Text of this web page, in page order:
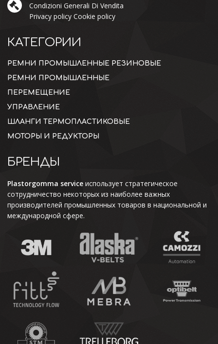
Condizioni Generali Di Vendita
Privacy policy Cookie policy
КАТЕГОРИИ
РЕМНИ ПРОМЫШЛЕННЫЕ РЕЗИНОВЫЕ
РЕМНИ ПРОМЫШЛЕННЫЕ
ПЕРЕМЕЩЕНИЕ
УПРАВЛЕНИЕ
ШЛАНГИ ТЕРМОПЛАСТИКОВЫЕ
МОТОРЫ И РЕДУКТОРЫ
БРЕНДЫ
Plastorgomma service использует стратегическое
сотрудничество некоторых из наиболее важных
производителей промышленных товаров в национальной и
международной сфере.